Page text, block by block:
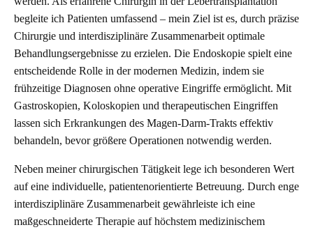
begleite ich Patienten umfassend – mein Ziel ist es, durch präzise
Chirurgie und interdisziplinäre Zusammenarbeit optimale
Behandlungsergebnisse zu erzielen. Die Endoskopie spielt eine
entscheidende Rolle in der modernen Medizin, indem sie
frühzeitige Diagnosen ohne operative Eingriffe ermöglicht. Mit
Gastroskopien, Koloskopien und therapeutischen Eingriffen
lassen sich Erkrankungen des Magen-Darm-Trakts effektiv
behandeln, bevor größere Operationen notwendig werden.
Neben meiner chirurgischen Tätigkeit lege ich besonderen Wert
auf eine individuelle, patientenorientierte Betreuung. Durch enge
interdisziplinäre Zusammenarbeit gewährleiste ich eine
maßgeschneiderte Therapie auf höchstem medizinischem